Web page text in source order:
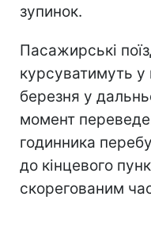
зупинок.
Пасажирські
курсуватимуть у
березня у
момент
годинника
до кінцевого
скорегованим